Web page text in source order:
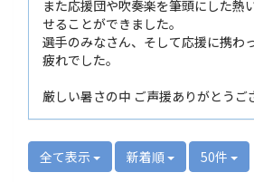
また応援団や吹奏楽を筆頭にした熱
せることができました。
選手のみなさん、そして応援に携わ
疲れでした。
厳しい暑さの中 ご声援ありがとうご
全て表示 新着順 50件